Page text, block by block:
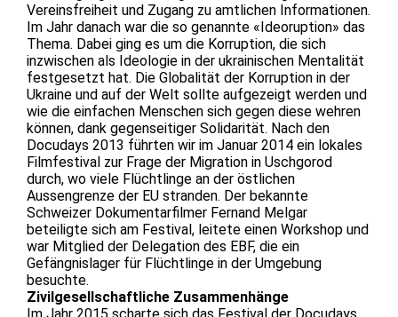
Vereinsfreiheit und Zugang zu amtlichen Informationen.
Im Jahr danach war die so genannte «Ideoruption» das
Thema. Dabei ging es um die Korruption, die sich
inzwischen als Ideologie in der ukrainischen Mentalität
festgesetzt hat. Die Globalität der Korruption in der
Ukraine und auf der Welt sollte aufgezeigt werden und
wie die einfachen Menschen sich gegen diese wehren
können, dank gegenseitiger Solidarität. Nach den
Docudays 2013 führten wir im Januar 2014 ein lokales
Filmfestival zur Frage der Migration in Uschgorod
durch, wo viele Flüchtlinge an der östlichen
Aussengrenze der EU stranden. Der bekannte
Schweizer Dokumentarfilmer Fernand Melgar
beteiligte sich am Festival, leitete einen Workshop und
war Mitglied der Delegation des EBF, die ein
Gefängnislager für Flüchtlinge in der Umgebung
besuchte.
Zivilgesellschaftliche Zusammenhänge